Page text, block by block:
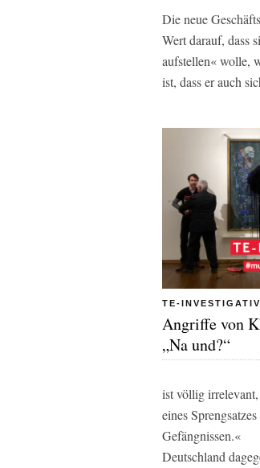
Die neue
Wert darauf, dass
aufstellen« wolle,
ist, dass er auch
TE-
Angriffe von
„Na und?“
ist völlig
eines
Gefängnissen.«
Deutschland